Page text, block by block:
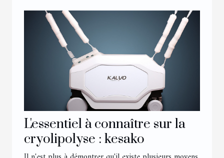
L'essentiel à connaître sur la
cryolipolyse : kesako